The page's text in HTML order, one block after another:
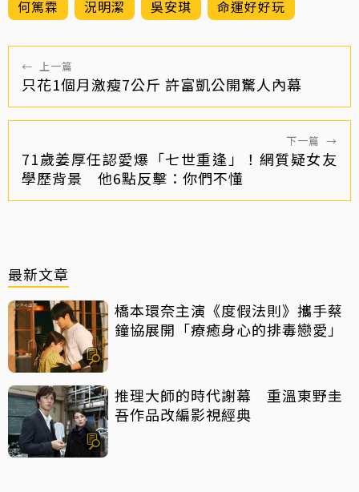
何篤霖 況明潔 吳安琪 命運好好玩
← 上一篇
只花1個月激瘦7公斤 許富凱公開驚人內幕
下一篇 →
71歲姜厚任認愛爆「七世重逢」！網質疑女友
學歷背景 他6點反擊：你們不懂
最新文章
橋本環奈主演《度假法則》攜手蔡
鐘協展開「療癒身心的排毒戀愛」
推理大師的時代謝幕 重溫東野圭
吾作品改編影視經典